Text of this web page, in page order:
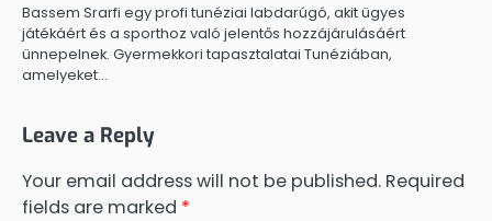
Bassem Srarfi egy profi tunéziai labdarúgó, akit ügyes
játékáért és a sporthoz való jelentős hozzájárulásáért
ünnepelnek. Gyermekkori tapasztalatai Tunéziában,
amelyeket…
Leave a Reply
Your email address will not be published. Required
fields are marked *